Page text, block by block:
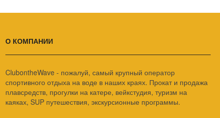
О КОМПАНИИ
ClubontheWave - пожалуй, самый крупный оператор
спортивного отдыха на воде в наших краях. Прокат и продажа
плавсредств, прогулки на катере, вейкстудия, туризм на
каяках, SUP путешествия, экскурсионные программы.